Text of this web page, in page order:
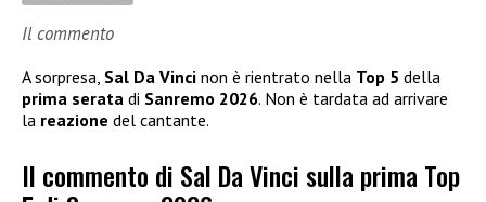
Il commento
A sorpresa, Sal Da Vinci non è rientrato nella Top 5 della
prima serata di Sanremo 2026. Non è tardata ad arrivare
la reazione del cantante.
Il commento di Sal Da Vinci sulla prima Top